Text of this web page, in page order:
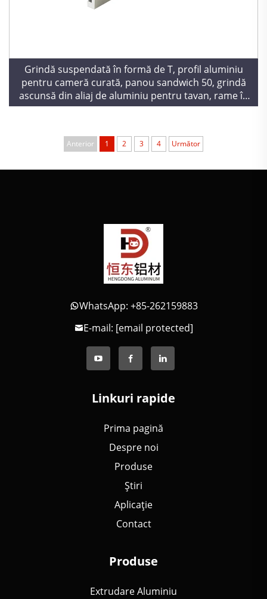
Grindă suspendată în formă de T, profil aluminiu
pentru cameră curată, panou sandwich 50, grindă
ascunsă din aliaj de aluminiu pentru tavan, rame în
formă de T
Anterior 1 2 3 4 Următor
WhatsApp: +85-262159883
E-mail: [email protected]
Linkuri rapide
Prima pagină
Despre noi
Produse
Știri
Aplicație
Contact
Produse
Extrudare Aluminiu